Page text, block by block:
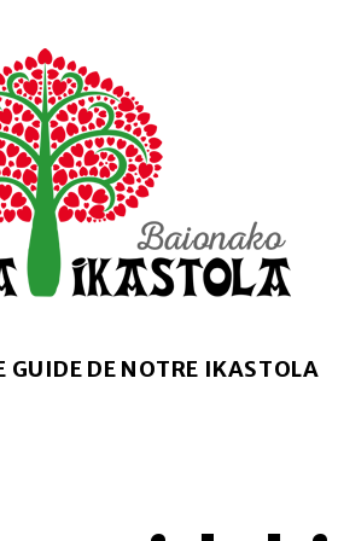
GUIDE DE NOTRE IKASTOLA